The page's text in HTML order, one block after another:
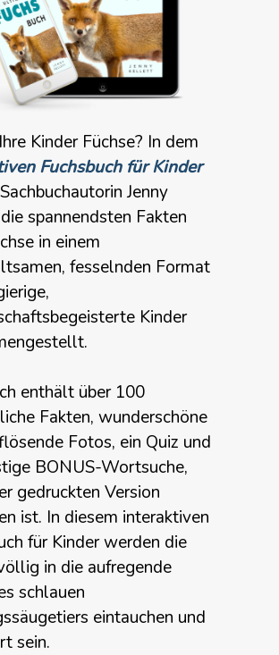
Kinder Füchse? In dem
Fuchsbuch für Kinder
Jenny
spannendsten Fakten
in einem
fesselnden Format
Kinder
enthält über 100
Fakten, wunderschöne
Fotos, ein Quiz und
BONUS-Wortsuche,
gedruckten Version
ist. In diesem interaktiven
für Kinder werden die
in die aufregende
schlauen
eintauchen und
sein.